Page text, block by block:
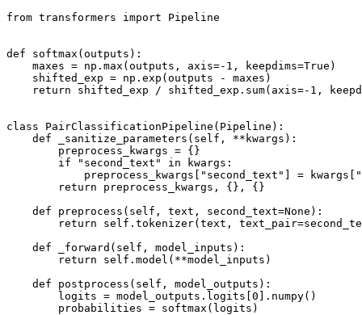
from transformers import Pipeline
def softmax ( outputs ):
    maxes = np.
max (outputs, axis=- 1 , keepdims=True )
    shifted_exp = np.exp(outputs - maxes)
return shifted_exp / shifted_exp. sum(axis=- 1 ,
class PairClassificationPipeline ( Pipeline ):
def
_sanitize_parameters ( self, **kwargs ):
        preprocess_kwargs = {}
if
"second_text" in kwargs:
            preprocess_kwargs[
"second_text" ] = kwargs[
return preprocess_kwargs, {}, {}
def
preprocess ( self, text, second_text=None ):
return self.tokenizer(text,
def
_forward ( self, model_inputs ):
return self.model(**model_inputs)
def
postprocess ( self, model_outputs ):
        logits = model_outputs.logits[
0 ].numpy()
        probabilities = softmax(logits)